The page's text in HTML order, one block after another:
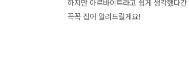
하지만 아르바이트라고 쉽게 생각했다
꼭꼭 집어 알려드릴게요!